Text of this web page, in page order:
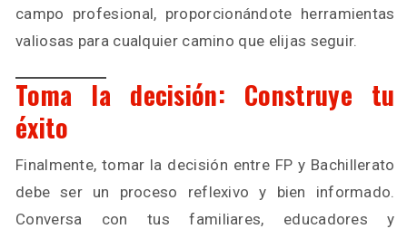
campo profesional, proporcionándote herramientas
valiosas para cualquier camino que elijas seguir.
Toma la decisión: Construye tu
éxito
Finalmente, tomar la decisión entre FP y Bachillerato
debe ser un proceso reflexivo y bien informado.
Conversa con tus familiares, educadores y